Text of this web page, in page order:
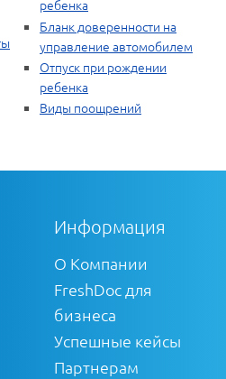
ребенка
Бланк доверенности на
управление автомобилем
Отпуск при рождении
ребенка
Виды поощрений
Информация
О Компании
FreshDoc для
бизнеса
Успешные кейсы
Партнерам